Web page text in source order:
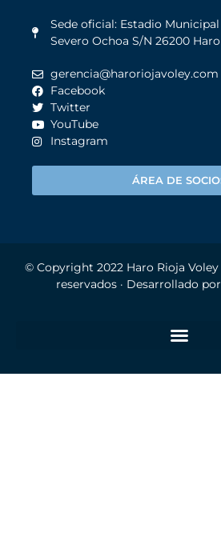
Sede oficial: Estadio
Severo Ochoa S/N 26200
gerencia@haroriojavoley.com
Facebook
Twitter
YouTube
Instagram
ÁREA DE
© Copyright 2022 Haro Rioja Voley
reservados · Desarrollado por